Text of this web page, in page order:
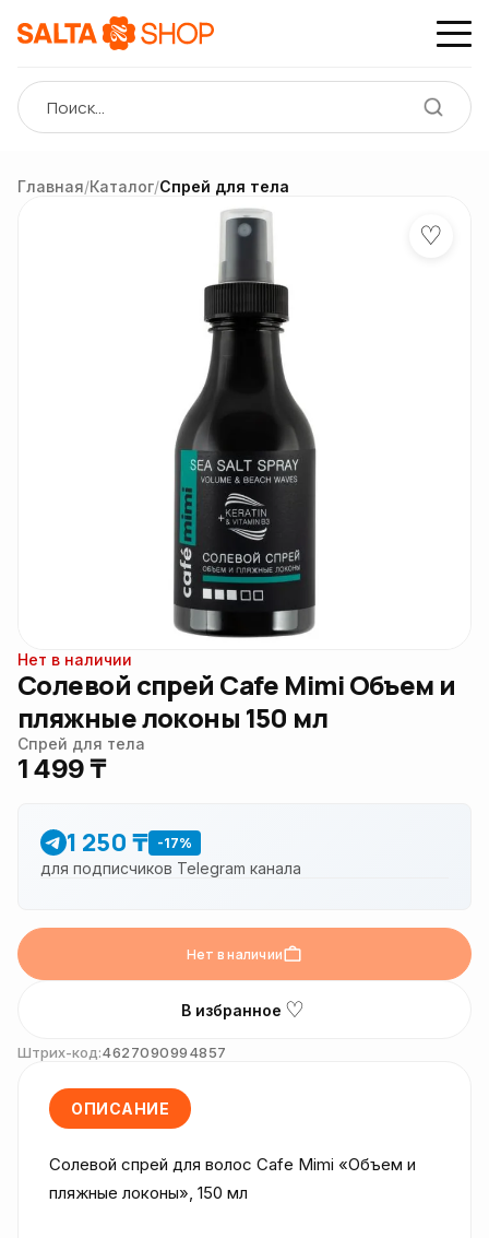
Главная/Каталог/Спрей для тела
♡
Нет в наличии
Солевой спрей Cafe Mimi Объем и
пляжные локоны 150 мл
Спрей для тела
1 499 ₸
1 250 ₸ -17%
для подписчиков Telegram канала
Нет в наличии
В избранное ♡
Штрих-код:4627090994857
ОПИСАНИЕ
Солевой спрей для волос Cafe Mimi «Объем и
пляжные локоны», 150 мл